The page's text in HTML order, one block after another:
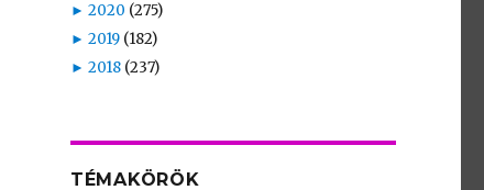
► 2020 (275)
► 2019 (182)
► 2018 (237)
TÉMAKÖRÖK